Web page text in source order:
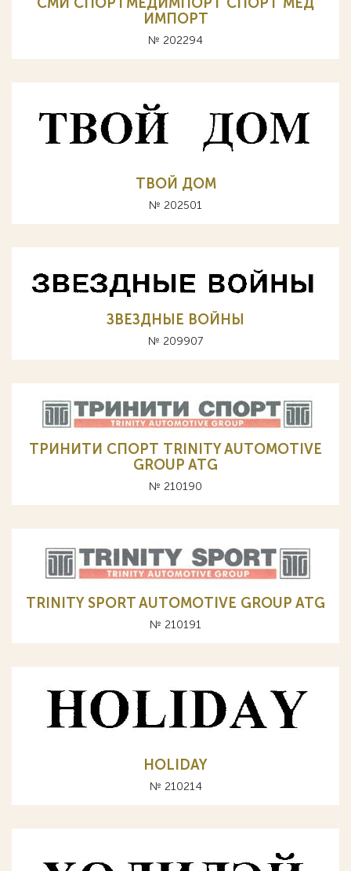
ИМПОРТ
№ 202294
ТВОЙ ДОМ
№ 202501
ЗВЕЗДНЫЕ ВОЙНЫ
№ 209907
ТРИНИТИ СПОРТ TRINITY AUTOMOTIVE
GROUP ATG
№ 210190
TRINITY SPORT AUTOMOTIVE GROUP ATG
№ 210191
HOLIDAY
№ 210214